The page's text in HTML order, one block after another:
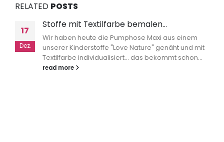
RELATED POSTS
17
Dez.
Stoffe mit Textilfarbe bemalen…
Wir haben heute die Pumphose Maxi aus einem
unserer Kinderstoffe "Love Nature" genäht und mit
Textilfarbe individualisiert… das bekommt schon...
read more